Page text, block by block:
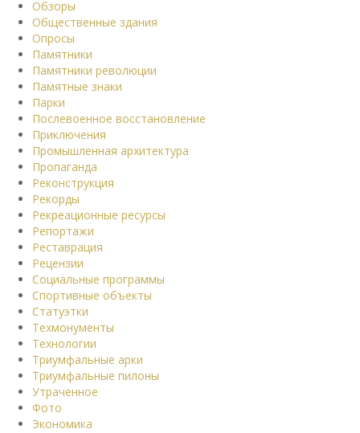
Обзоры
Общественные здания
Опросы
Памятники
Памятники революции
Памятные знаки
Парки
Послевоенное восстановление
Приключения
Промышленная архитектура
Пропаганда
Реконструкция
Рекорды
Рекреационные ресурсы
Репортажи
Реставрация
Рецензии
Социальные программы
Спортивные объекты
Статуэтки
Техмонументы
Технологии
Триумфальные арки
Триумфальные пилоны
Утраченное
Фото
Экономика